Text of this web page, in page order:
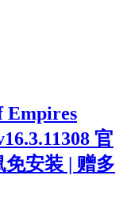
Empires
官
安装 | 赠多